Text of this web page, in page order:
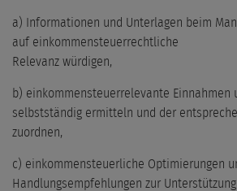
a) Informationen und Unterlagen beim
auf einkommensteuerrechtliche
Relevanz würdigen,
b) einkommensteuerrelevante Einnahmen
selbstständig ermitteln und der
zuordnen,
c) einkommensteuerliche Optimierungen
Handlungsempfehlungen zur